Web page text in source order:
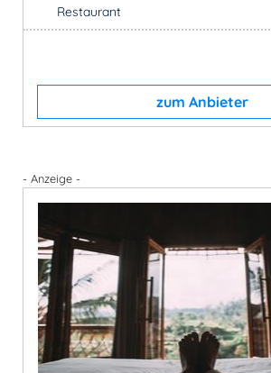
Restaurant
zum Anbieter
- Anzeige -